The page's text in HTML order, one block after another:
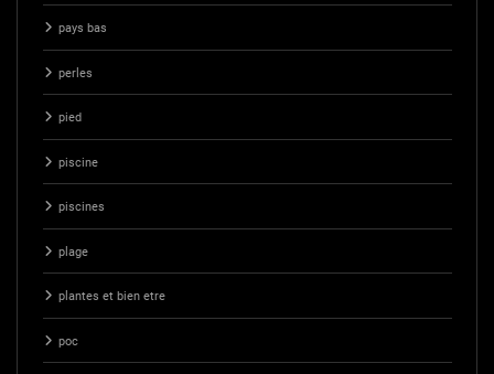
pays bas
perles
pied
piscine
piscines
plage
plantes et bien etre
poc